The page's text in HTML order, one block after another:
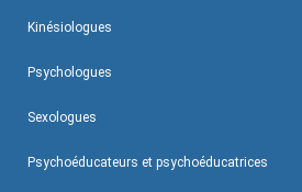
Kinésiologues
Psychologues
Sexologues
Psychoéducateurs et psychoéducatrices